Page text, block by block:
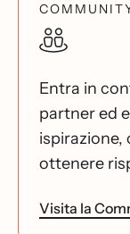
Entra in
partner ed
ottenere
Visita la